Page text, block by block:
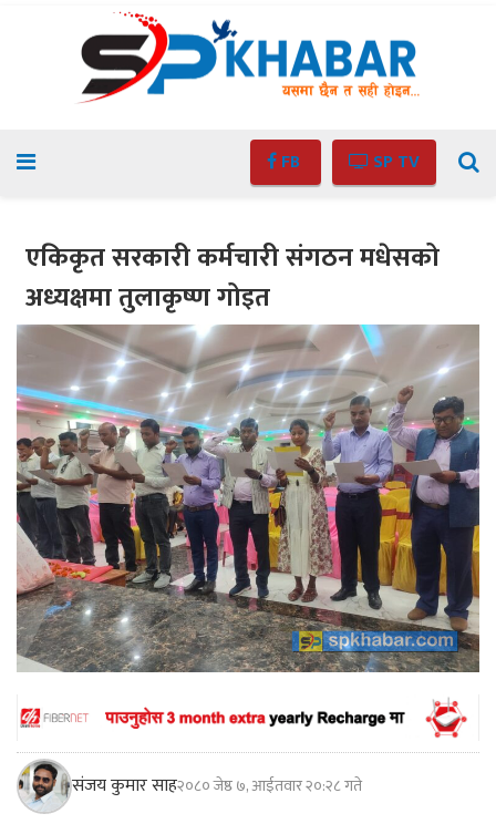
FB SP TV
एकिकृत सरकारी कर्मचारी संगठन मधेसको
अध्यक्षमा तुलाकृष्ण गोइत
संजय कुमार साह२०८० जेष्ठ ७, आईतवार २०:२८ गते